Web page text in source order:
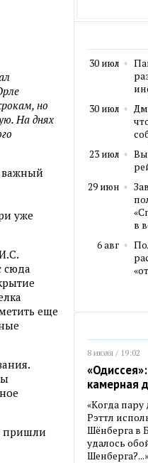
но
На днях
важный
уже
сюда
еще
пришли
30 июл
30 июл
23 июл
29 июн
в
6 авг
8 июля / 19:02
камерная
«Когда
Рэттл
Шёнберга в
удалось
Шенберга?...»